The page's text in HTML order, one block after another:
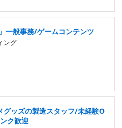
一般事務/ゲームコンテンツ
ング
グッズの製造スタッフ/未経験O
ク歓迎